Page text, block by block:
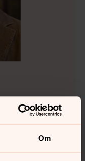
Om
97 03 14 92